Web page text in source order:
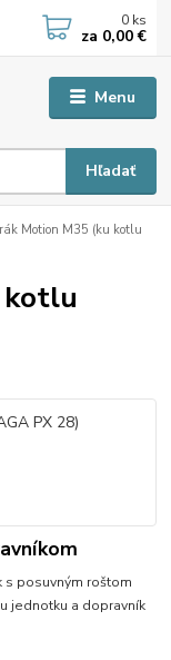
Menu
Hľadať
0 ks
za 0,00 €
Motion M35 (ku kotlu
kotlu
s posuvným roštom
jednotku a dopravník